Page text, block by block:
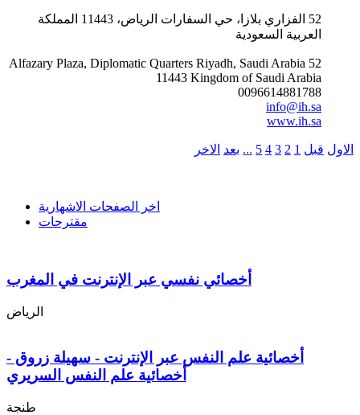
52 الفزاري بلازا، حي السفارات الرياض، 11443 المملكة
العربية السعودية
52 Alfazary Plaza, Diplomatic Quarters Riyadh, Saudi Arabia
11443 Kingdom of Saudi Arabia
0096614881788
info@ih.sa
www.ih.sa
الاول قبل 1
2
3
4
5
... بعد الاخر
اخر الصفحات الاشهارية
مقترحات
أخصائي نفسي عبر الإنترنت في المغرب
الرياض
أخصائية علم النفس عبر الإنترنت - سهيلة زروق -
أخصائية علم النفس السريري
طنجة